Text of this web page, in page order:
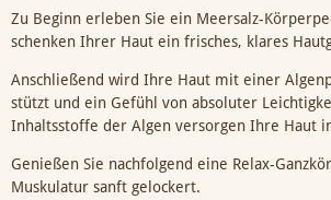
Zu Beginn erleben Sie ein Meersalz-
schenken Ihrer Haut ein frisches, klares
Anschließend wird Ihre Haut mit einer
stützt und ein Gefühl von absoluter
Inhaltsstoffe der Algen versorgen Ihre Haut
Genießen Sie nachfolgend eine Relax-
Muskulatur sanft gelockert.